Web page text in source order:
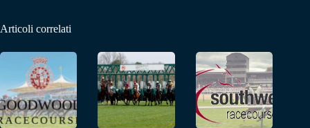
Articoli correlati